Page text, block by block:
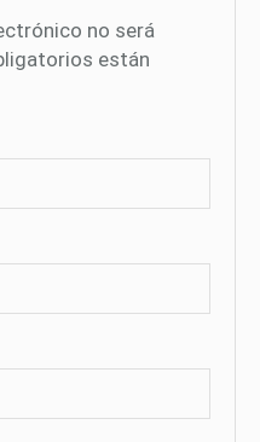
no será
están